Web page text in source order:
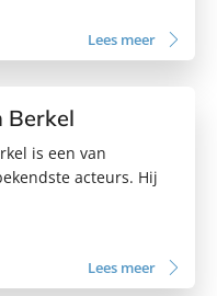
Lees meer
Berkel
is een van
acteurs. Hij
Lees meer